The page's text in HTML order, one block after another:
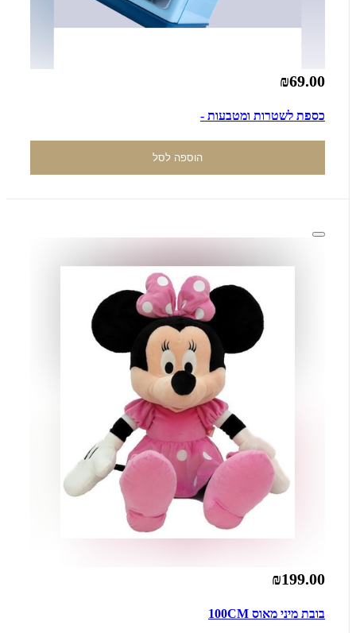
₪69.00
כספת לשטרות ומטבעות -
הוספה לסל
₪199.00
בובת מיני מאוס 100CM